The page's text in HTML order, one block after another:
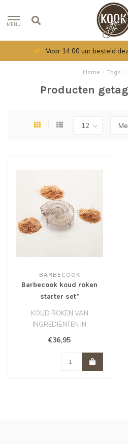
MENU
Voor 14.00 uur besteld
Home / Tags /
Producten
BARBECOOK
Barbecook koud roken
starter set*
KOUD ROKEN VAN
INGREDIËNTEN IN
ROOKOVEN OF BARBECUE
KAN TOT 13 UUR..
€36,95